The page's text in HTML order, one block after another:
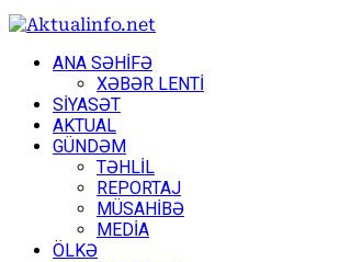
PrimaryANA SƏHİFƏ
XƏBƏR LENTİ
SİYASƏT
AKTUAL
GÜNDƏM
TƏHLİL
REPORTAJ
MÜSAHİBƏ
MEDİA
ÖLKƏ